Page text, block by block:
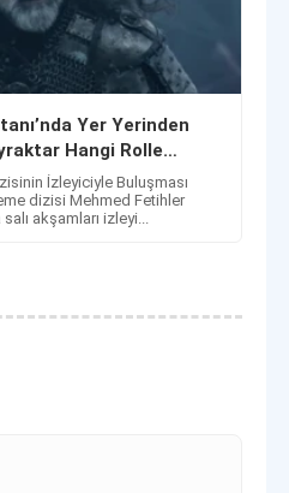
Yer Yerinden
Hangi Rolle
İzleyiciyle Buluşması
dizisi Mehmed Fetihler
akşamları izleyi...